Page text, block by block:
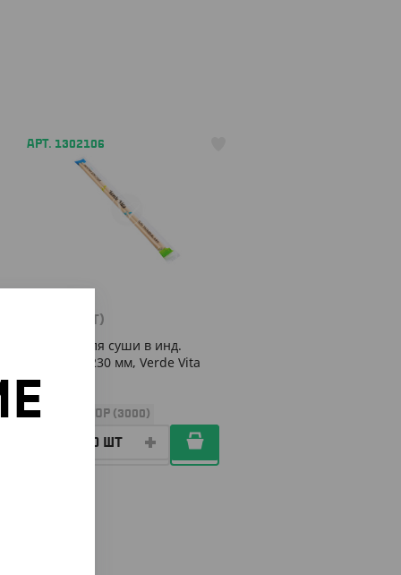
АРТ. 1302106
/ШТ)
Палочки для суши в инд.
упаковке, 230 мм, Verde Vita
УП (100) КОР (3000)